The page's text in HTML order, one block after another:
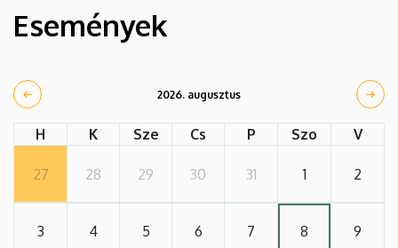
Események
2026. augusztus
H K Sze Cs P Szo V
27 28 29 30 31 1 2
3 4 5 6 7 8 9